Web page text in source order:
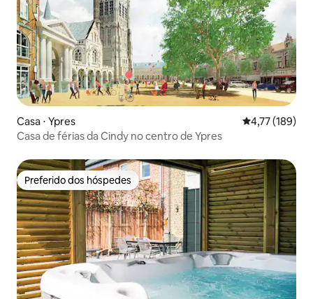
Casa ⋅ Ypres 4,77 de uma
4,77 (189)
Casa de férias da Cindy no centro de Ypres
Preferido dos hóspedes
Preferido dos hóspedes